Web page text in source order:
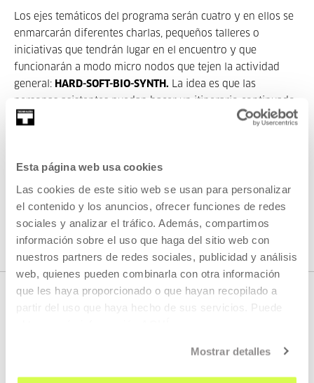
Esta página web usa cookies
Las cookies de este sitio web se usan para personalizar
el contenido y los anuncios, ofrecer funciones de redes
sociales y analizar el tráfico. Además, compartimos
información sobre el uso que haga del sitio web con
nuestros partners de redes sociales, publicidad y análisis
web, quienes pueden combinarla con otra información
que les haya proporcionado o que hayan recopilado a
partir del uso que haya hecho de sus servicios. Puede
Mostrar detalles
Los ejes temáticos del programa serán cuatro y en ellos se
enmarcarán diferentes charlas, pequeños talleres o
iniciativas que tendrán lugar en el encuentro y que
funcionarán a modo micro nodos que tejen la actividad
general: HARD-SOFT-BIO-SYNTH. La idea es que las
personas asistentes puedan hacer un itinerario continuado
por ellos o que puedan participar en parte de las
Contenido relacionado
AGENDA
Summerlab 2024
PUEDEN INTERESAR